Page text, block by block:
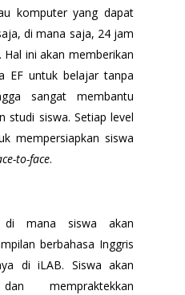
komputer yang dapat
di mana saja, 24 jam
ini akan memberikan
EF untuk belajar tanpa
sangat membantu
studi siswa. Setiap level
mempersiapkan siswa
to-face.
di mana siswa akan
berbahasa Inggris
di iLAB. Siswa akan
mempraktekkan